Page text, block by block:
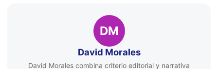
DM
David Morales
David Morales combina criterio editorial y narrativa